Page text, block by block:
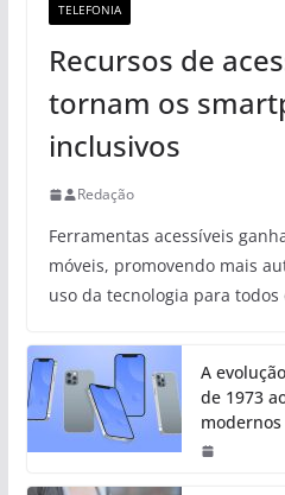
TELEFONIA
Recursos de
tornam os
inclusivos
Redação
Ferramentas acessíveis
móveis, promovendo mais
uso da tecnologia para todos
A
de 1973
modernos